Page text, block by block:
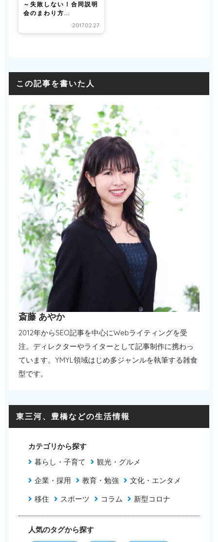
～失敗しない！合同説明
会のまわり方...
2017.02.27
この記事を書いた人
斎藤 あやか
2012年からSEO記事を中心にWebライティングを受
注。ディレクターやライターとして記事制作に携わっ
ています。YMYL領域はじめ多ジャンルを執筆する雑食
型です。
東三河、豊橋などの生活情報
カテゴリから探す
暮らし・子育て
観光・グルメ
企業・採用
教育・勉強
文化・エンタメ
移住
スポーツ コラム 新型コロナ
人気のタグから探す